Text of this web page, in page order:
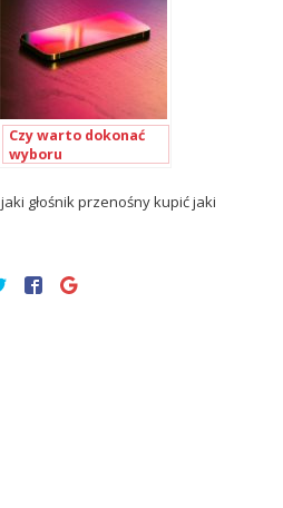
Czy warto dokonać
wyboru
serwisu Apple?
jaki głośnik przenośny kupićjaki